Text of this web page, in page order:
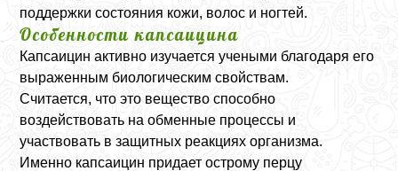
поддержки состояния кожи, волос и ногтей.
Особенности капсаицина
Капсаицин активно изучается учеными благодаря его
выраженным биологическим свойствам.
Считается, что это вещество способно
воздействовать на обменные процессы и
участвовать в защитных реакциях организма.
Именно капсаицин придает острому перцу